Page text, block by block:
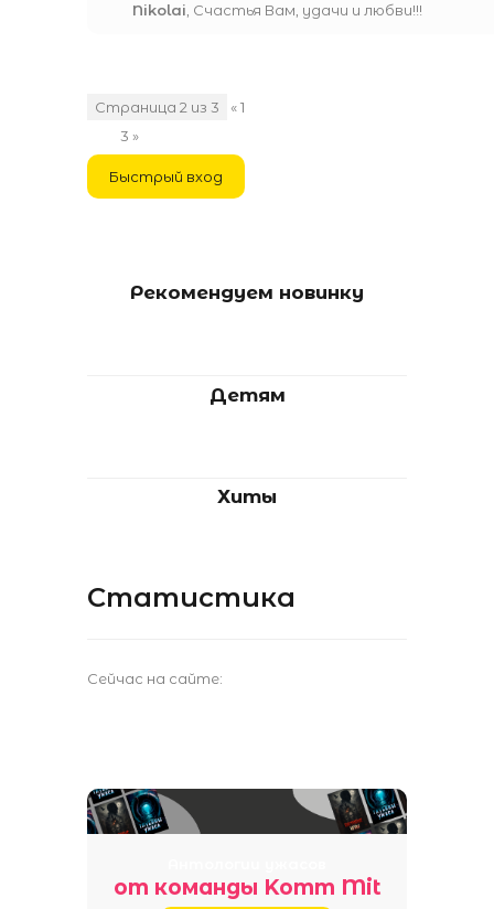
Nikolai , Счастья Вам, удачи и любви!!!
Страница 2 из 3 «1
3 »
Рекомендуем новинку
Детям
Хиты
Статистика
Сейчас на сайте:
от команды Komm Mit